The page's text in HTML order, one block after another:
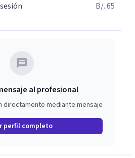
B/. 65
al profesional
directamente mediante mensaje
perfil completo